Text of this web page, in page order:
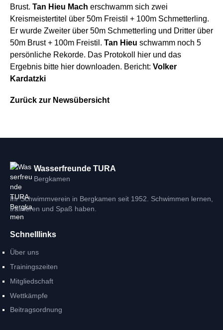
Brust. Tan Hieu Mach erschwamm sich zwei
Kreismeistertitel über 50m Freistil + 100m Schmetterling.
Er wurde Zweiter über 50m Schmetterling und Dritter über
50m Brust + 100m Freistil. Tan Hieu schwamm noch 5
persönliche Rekorde. Das Protokoll hier und das
Ergebnis bitte hier downloaden. Bericht: Volker
Kardatzki
Zurück zur Newsübersicht
Wasserfreunde TURA
Bergkamen
Ihr Schwimmverein in Bergkamen seit 1952. Schwimmen lernen,
trainieren und Spaß haben.
Schnelllinks
Über uns
Trainingszeiten
Mitgliedschaft
Wettkämpfe
Beitragsordnung